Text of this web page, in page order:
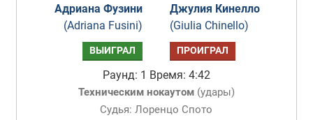
Адриана Фузини
(Adriana Fusini)
Джулия Кинелло
(Giulia Chinello)
ВЫИГРАЛ ПРОИГРАЛ
Раунд: 1 Время: 4:42
Техническим нокаутом(удары)
Судья: Лоренцо Спото